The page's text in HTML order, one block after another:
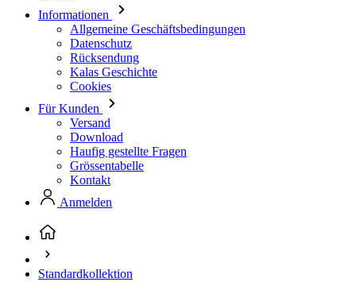
Informationen
Allgemeine Geschäftsbedingungen
Datenschutz
Rücksendung
Kalas Geschichte
Cookies
Für Kunden
Versand
Download
Haufig gestellte Fragen
Grössentabelle
Kontakt
Anmelden
Standardkollektion